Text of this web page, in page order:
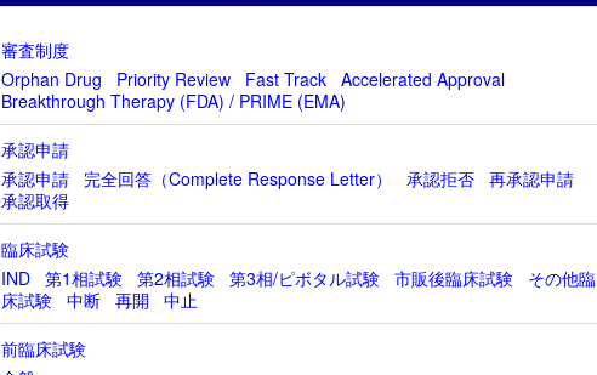
審査制度
Orphan Drug
Priority Review Fast Track
Accelerated Approval
Breakthrough Therapy (FDA) / PRIME (EMA)
承認申請
承認申請
完全回答（Complete Response Letter） 承認拒否
再承認申請
承認取得
臨床試験
IND
第1相試験 第2相試験 第3相/ピボタル試験 市販後臨床試験
その他臨
床試験
中断 再開
中止
前臨床試験